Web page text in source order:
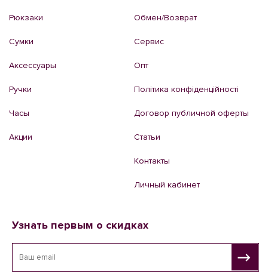
Рюкзаки
Сумки
Аксессуары
Ручки
Часы
Акции
Обмен/Возврат
Сервис
Опт
Політика конфіденційності
Договор публичной оферты
Статьи
Контакты
Личный кабинет
Узнать первым о скидках